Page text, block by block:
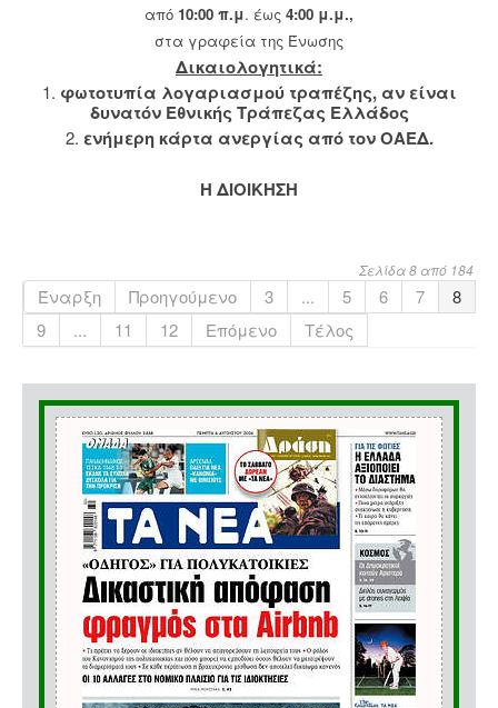
από 10:00 π.μ. έως 4:00 μ.μ.,
στα γραφεία της Ένωσης
Δικαιολογητικά:
1. φωτοτυπία λογαριασμού τραπέζης, αν είναι
δυνατόν Εθνικής Τράπεζας Ελλάδος
2. ενήμερη κάρτα ανεργίας από τον ΟΑΕΔ.
Η ΔΙΟΙΚΗΣΗ
Σελίδα 8 από 184
Έναρξη Προηγούμενο 3 ... 5 6 7
8
9
... 11 12 Επόμενο Τέλος